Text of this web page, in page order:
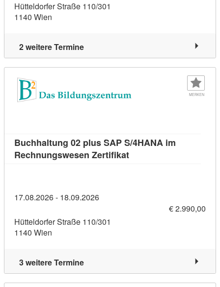
Hütteldorfer Straße 110/301
1140 Wien
2 weitere Termine
MERKEN
Buchhaltung 02 plus SAP S/4HANA im
Rechnungswesen ZertifikatKursdetail:
17.08.2026 - 18.09.2026
€ 2.990,00
Hütteldorfer Straße 110/301
1140 Wien
3 weitere Termine